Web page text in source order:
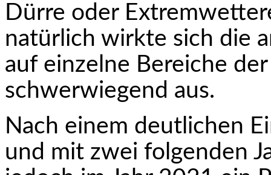
Dürre oder
natür­lich wirkte sich die
auf einzelne Bereiche
schwerwiegend aus.
Nach einem deutlichen
und mit zwei folgenden